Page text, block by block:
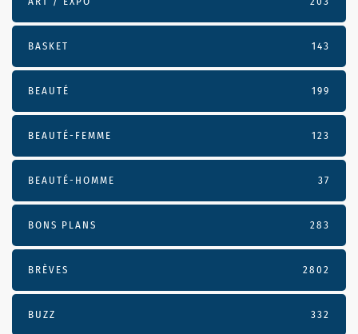
BASKET 143
BEAUTÉ 199
BEAUTÉ-FEMME 123
BEAUTÉ-HOMME 37
BONS PLANS 283
BRÈVES 2802
BUZZ 332